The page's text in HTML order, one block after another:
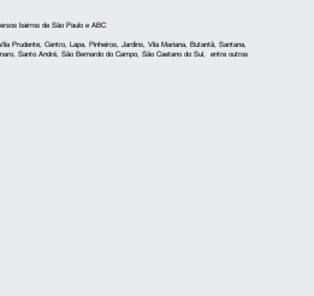
bairros de São Paulo e ABC
Prudente, Centro, Lapa, Pinheiros, Jardins, Vila Mariana, Butantã, Santana,
Santo André, São Bernardo do Campo, São Caetano do Sul, entre outros